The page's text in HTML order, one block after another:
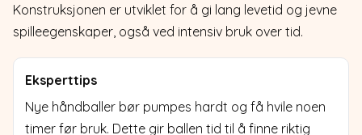
Konstruksjonen er utviklet for å gi lang levetid og jevne
spilleegenskaper, også ved intensiv bruk over tid.
Eksperttips
Nye håndballer bør pumpes hardt og få hvile noen
timer før bruk. Dette gir ballen tid til å finne riktig